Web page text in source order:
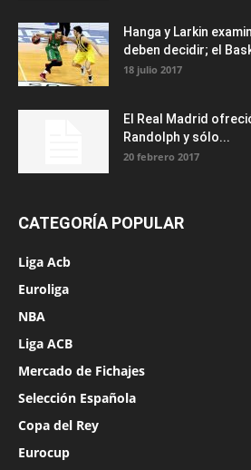
Hanga y Larkin
deben decidir; el
18 julio 2017
El Real Madrid
Randolph y sólo...
20 febrero 2017
CATEGORÍA POPULAR
Liga Acb
Euroliga
NBA
Liga ACB
Mercado de Fichajes
Selección Española
Copa del Rey
Eurocup